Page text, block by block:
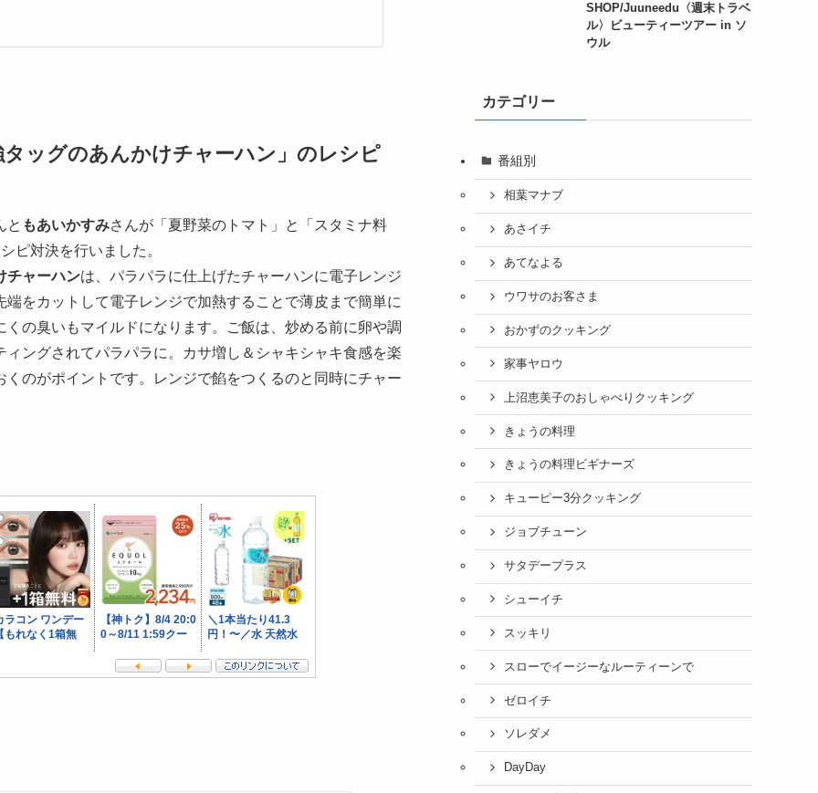
ッグのあんかけチャーハン」のレシピ
と もあいかすみさんが「夏野菜のトマト」と「スタミナ料
ピ対決を行いました。
チャーハンは、パラパラに仕上げたチャーハンに電子レンジ
をカットして電子レンジで加熱することで薄皮まで簡単に
の臭いもマイルドになります。ご飯は、炒める前に卵や調
ングされてパラパラに。カサ増し＆シャキシャキ食感を楽
のがポイントです。レンジで餡をつくるのと同時にチャー
SHOP/Juuneedu〈週末トラベ
ル〉ビューティーツアー in ソ
ウル
カテゴリー
番組別
相葉マナブ
あさイチ
あてなよる
ウワサのお客さま
おかずのクッキング
家事ヤロウ
上沼恵美子のおしゃべりクッキング
きょうの料理
きょうの料理ビギナーズ
キューピー3分クッキング
ジョブチューン
サタデープラス
シューイチ
スッキリ
スローでイージーなルーティーンで
ゼロイチ
ソレダメ
DayDay